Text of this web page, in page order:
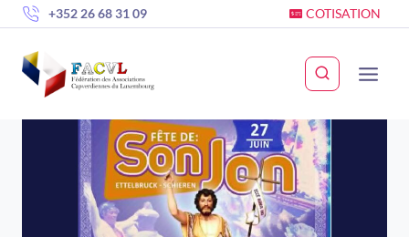
Skip
to
content
+352 26 68 31 09 COTISATION